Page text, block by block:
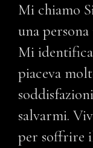
Mi chiamo
una
Mi
piaceva
salvarmi.
per soffrire